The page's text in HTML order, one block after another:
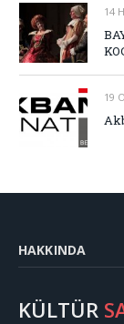
14
19
HAKKINDA
KÜLTÜR